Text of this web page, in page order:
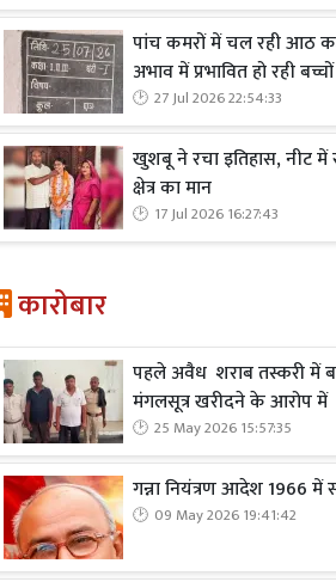
पांच कमरों में चल रही आठ
अभाव में प्रभावित हो रही
27 Jul 2026 22:54:33
खुशबू ने रचा इतिहास, नीट
क्षेत्र का मान
17 Jul 2026 16:27:43
कारोबार
पहले अवैध शराब तस्करी में
मंगलसूत्र खरीदने के आरोप में
25 May 2026 15:57:35
गन्ना नियंत्रण आदेश 1966 में
09 May 2026 19:41:42